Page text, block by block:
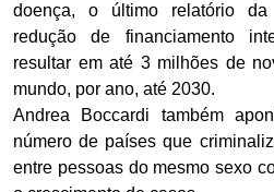
doença, o último relatório da
redução de financiamento
resultar em até 3 milhões de
mundo, por ano, até 2030.
Andrea Boccardi também
número de países que
entre pessoas do mesmo sexo